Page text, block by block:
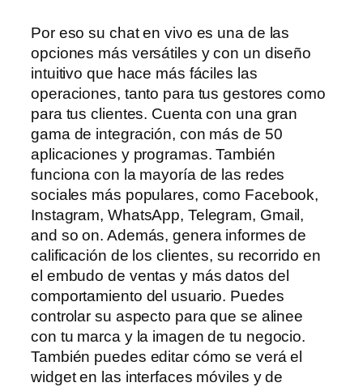
Por eso su chat en vivo es una de las
opciones más versátiles y con un diseño
intuitivo que hace más fáciles las
operaciones, tanto para tus gestores como
para tus clientes. Cuenta con una gran
gama de integración, con más de 50
aplicaciones y programas. También
funciona con la mayoría de las redes
sociales más populares, como Facebook,
Instagram, WhatsApp, Telegram, Gmail,
and so on. Además, genera informes de
calificación de los clientes, su recorrido en
el embudo de ventas y más datos del
comportamiento del usuario. Puedes
controlar su aspecto para que se alinee
con tu marca y la imagen de tu negocio.
También puedes editar cómo se verá el
widget en las interfaces móviles y de